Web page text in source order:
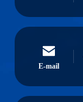
E-mail